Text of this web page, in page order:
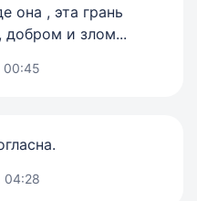
она , эта грань
и злом...
00:45
04:28